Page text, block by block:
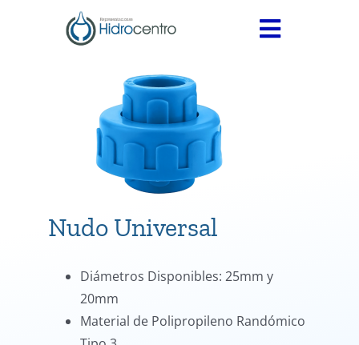
Toggle
Medidores
Termofusión
Nudo Universal
Diámetros Disponibles: 25mm y
20mm
Material de Polipropileno Randómico